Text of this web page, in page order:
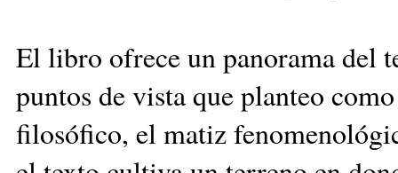
El libro ofrece un panorama del
puntos de vista que planteo
filosófico, el matiz